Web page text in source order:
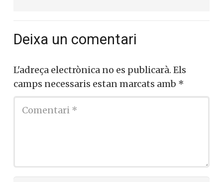
Deixa un comentari
L'adreça electrònica no es publicarà. Els
camps necessaris estan marcats amb *